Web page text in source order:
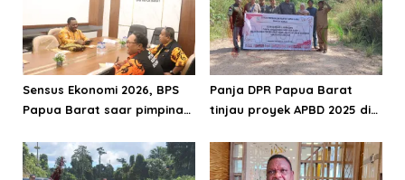
Sensus Ekonomi 2026, BPS
Papua Barat saar pimpinan
Panja DPR Papua Barat
tinjau proyek APBD 2025 di
Bintuni